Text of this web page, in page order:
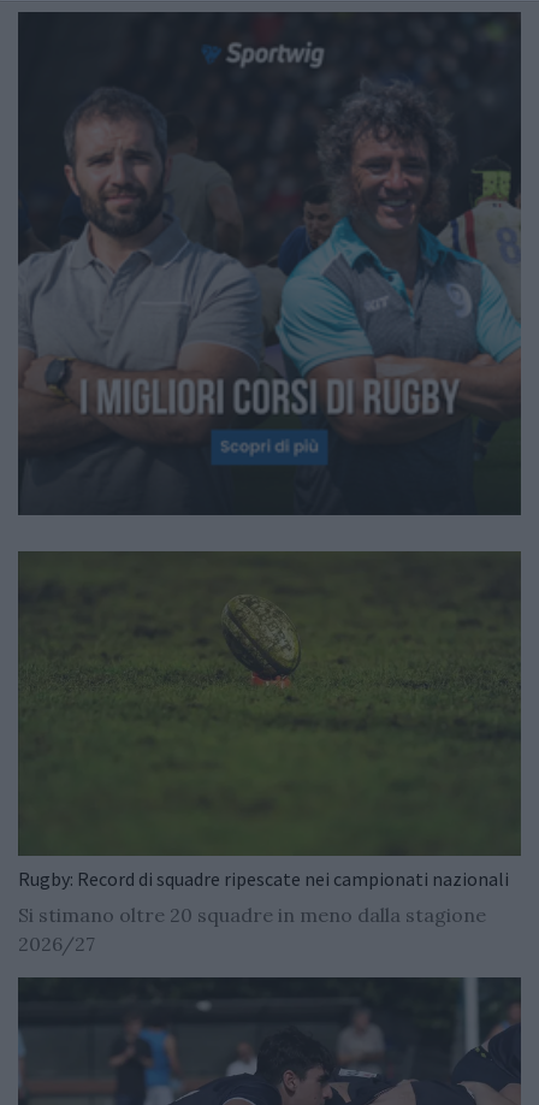
Rugby: Record di squadre ripescate nei campionati nazionali
Si stimano oltre 20 squadre in meno dalla stagione
2026/27